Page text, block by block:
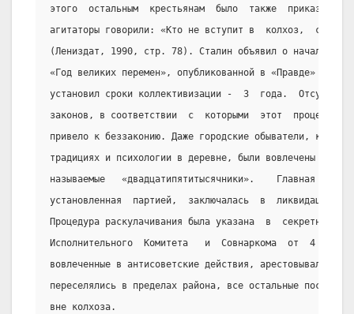
этого  остальным  крестьянам  было  также  приказано
агитаторы говорили: «Кто не вступит в  колхоз,
(Лениздат, 1990, стр. 78). Сталин объявил о начале
«Год великих перемен», опубликованной в «Правде» 7
установил сроки коллективизации -  3  года.
законов, в соответствии  с  которыми  этот  процесс
привело к беззаконию. Даже городские обыватели,
традициях и психологии в деревне, были вовлечены в
называемые   «двадцатипятитысячники».    Главная
установленная  партией,  заключалась  в  ликвидации
Процедура раскулачивания была указана  в  секретной
Исполнительного  Комитета   и  Совнаркома  от  4
вовлеченные в антисоветские действия, арестовывались,
переселялись в пределах района, все остальные
вне колхоза.